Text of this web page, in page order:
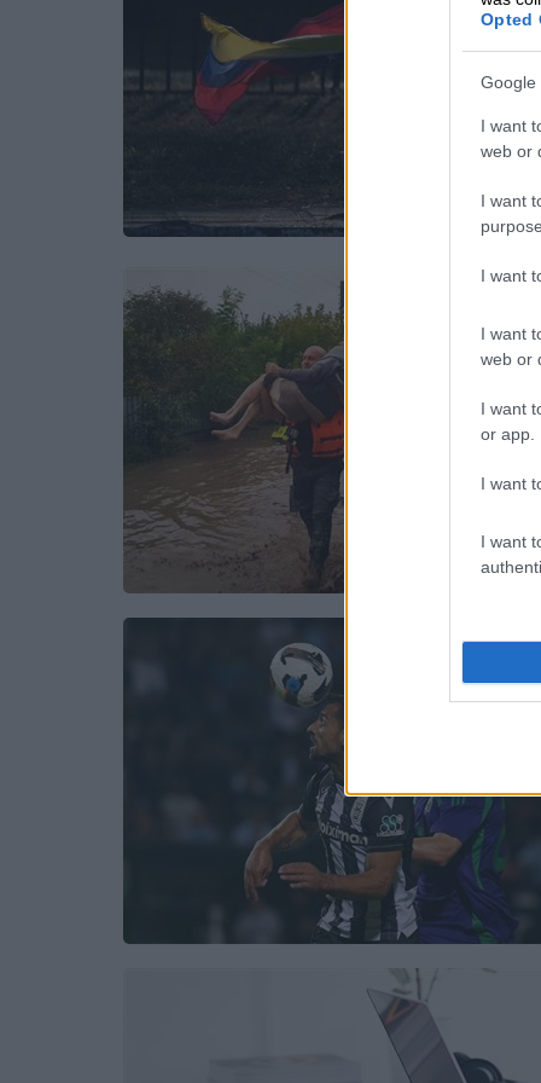
Opted
Google
I want
web or
I want
I want
I want
web or
I want
or app.
I want
I want